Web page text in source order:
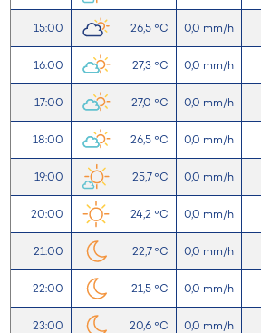
15:00 26,5 °C 0,0 mm/h
16:00 27,3 °C 0,0 mm/h
17:00 27,0 °C 0,0 mm/h
18:00 26,5 °C 0,0 mm/h
19:00 25,7 °C 0,0 mm/h
20:00 24,2 °C 0,0 mm/h
21:00 22,7 °C 0,0 mm/h
22:00 21,5 °C 0,0 mm/h
23:00 20,6 °C 0,0 mm/h